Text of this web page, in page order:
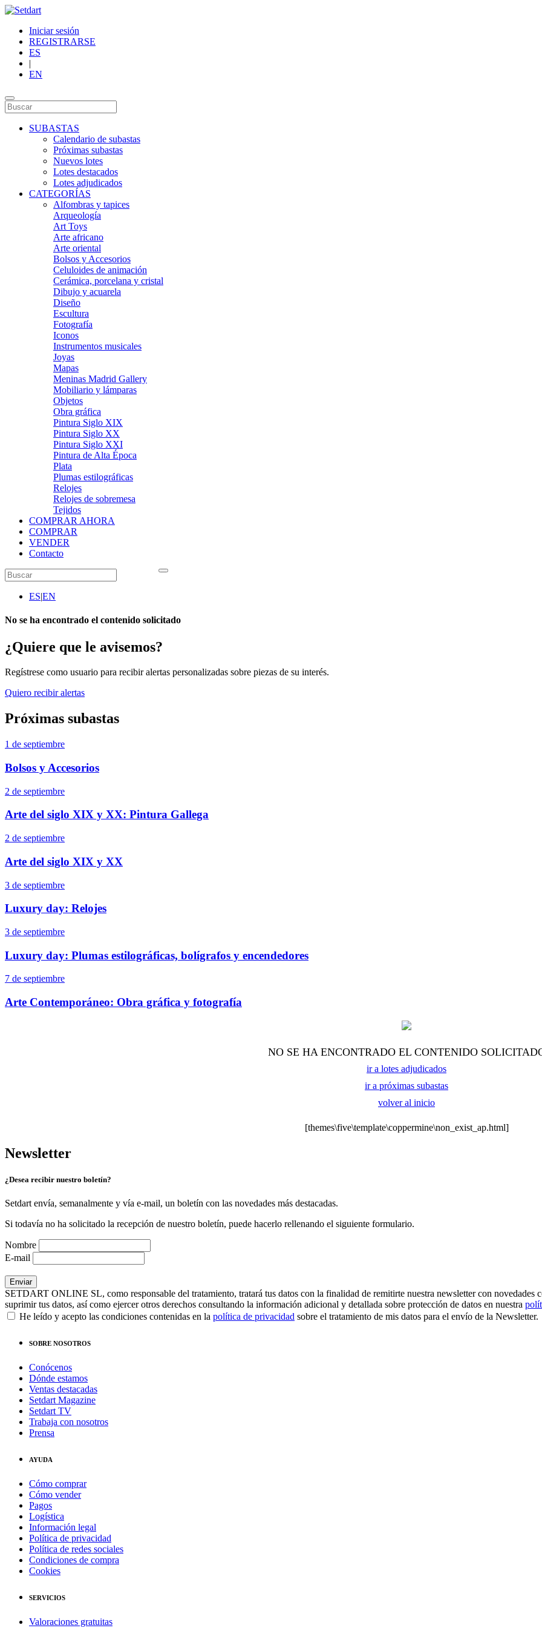
Iniciar sesión
REGISTRARSE
ES
|
EN
SUBASTAS
Calendario de subastas
Próximas subastas
Nuevos lotes
Lotes destacados
Lotes adjudicados
CATEGORÍAS
Alfombras y tapices
Arqueología
Art Toys
Arte africano
Arte oriental
Bolsos y Accesorios
Celuloides de animación
Cerámica, porcelana y cristal
Dibujo y acuarela
Diseño
Escultura
Fotografía
Iconos
Instrumentos musicales
Joyas
Mapas
Meninas Madrid Gallery
Mobiliario y lámparas
Objetos
Obra gráfica
Pintura Siglo XIX
Pintura Siglo XX
Pintura Siglo XXI
Pintura de Alta Época
Plata
Plumas estilográficas
Relojes
Relojes de sobremesa
Tejidos
COMPRAR AHORA
COMPRAR
VENDER
Contacto
ES|EN
No se ha encontrado el contenido solicitado
¿Quiere que le avisemos?
Regístrese como usuario para recibir alertas personalizadas sobre piezas de su interés.
Quiero recibir alertas
Próximas subastas
1 de septiembre
Bolsos y Accesorios
2 de septiembre
Arte del siglo XIX y XX: Pintura Gallega
2 de septiembre
Arte del siglo XIX y XX
3 de septiembre
Luxury day: Relojes
3 de septiembre
Luxury day: Plumas estilográficas, bolígrafos y encendedores
7 de septiembre
Arte Contemporáneo: Obra gráfica y fotografía
NO SE HA ENCONTRADO EL CONTENIDO
ir a lotes adjudicados
ir a próximas subastas
volver al inicio
[themes\five\template\coppermine\non_exist_ap.html]
Newsletter
¿Desea recibir nuestro boletín?
Setdart envía, semanalmente y vía e-mail, un boletín con las novedades más destacadas.
Si todavía no ha solicitado la recepción de nuestro boletín, puede hacerlo rellenando el siguiente formulario.
Nombre
E-mail
SETDART ONLINE SL, como responsable del tratamiento, tratará tus datos con la finalidad de remitirte nuestra newsletter con novedades
suprimir tus datos, así como ejercer otros derechos consultando la información adicional y detallada sobre protección de datos en nuestra
He leído y acepto las condiciones contenidas en la política de privacidad sobre el tratamiento de mis datos para el envío de la Newsletter.
SOBRE NOSOTROS
Conócenos
Dónde estamos
Ventas destacadas
Setdart Magazine
Setdart TV
Trabaja con nosotros
Prensa
AYUDA
Cómo comprar
Cómo vender
Pagos
Logística
Información legal
Política de privacidad
Política de redes sociales
Condiciones de compra
Cookies
SERVICIOS
Valoraciones gratuitas